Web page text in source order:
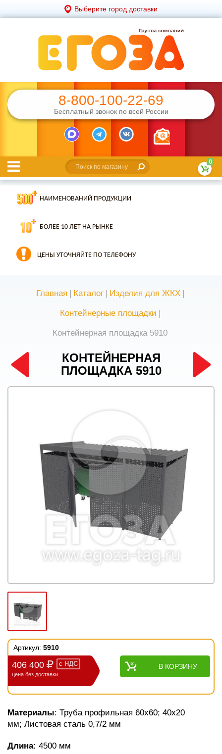
Выберите город доставки
8-800-100-22-69
Бесплатный звонок по всей России
0
НАИМЕНОВАНИЙ ПРОДУКЦИИ
БОЛЕЕ 10 ЛЕТ НА РЫНКЕ
ЦЕНЫ УТОЧНЯЙТЕ ПО ТЕЛЕФОНУ
Главная | Каталог | Изделия для ЖКХ |
Контейнерные площадки |
Контейнерная площадка 5910
КОНТЕЙНЕРНАЯ
ПЛОЩАДКА 5910
Артикул: 5910
406 400 с НДС
цена без доставки
В КОРЗИНУ
Материалы: Труба профильная 60х60; 40х20
мм; Листовая сталь 0,7/2 мм
Длина: 4500 мм